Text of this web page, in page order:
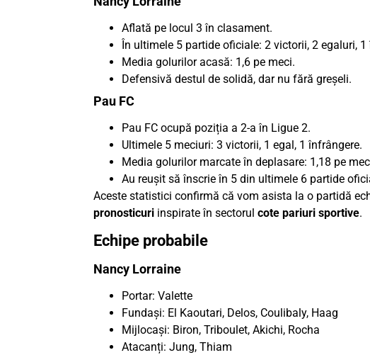
Aflată pe locul 3 în clasament.
În ultimele 5 partide oficiale: 2 victorii, 2 egaluri, 1
Media golurilor acasă: 1,6 pe meci.
Defensivă destul de solidă, dar nu fără greșeli.
Pau FC
Pau FC ocupă poziția a 2-a în Ligue 2.
Ultimele 5 meciuri: 3 victorii, 1 egal, 1 înfrângere.
Media golurilor marcate în deplasare: 1,18 pe
Au reușit să înscrie în 5 din ultimele 6 partide
Aceste statistici confirmă că vom asista la o partidă
pronosticuri inspirate în sectorul cote pariuri sportive.
Echipe probabile
Nancy Lorraine
Portar: Valette
Fundași: El Kaoutari, Delos, Coulibaly, Haag
Mijlocași: Biron, Triboulet, Akichi, Rocha
Atacanți: Jung, Thiam